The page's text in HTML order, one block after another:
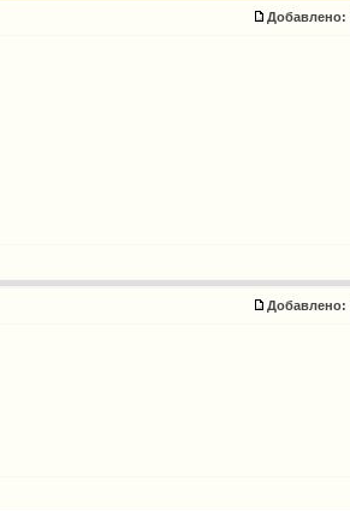
Добавлено:
Добавлено: